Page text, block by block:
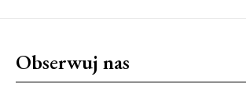
Obserwuj nas